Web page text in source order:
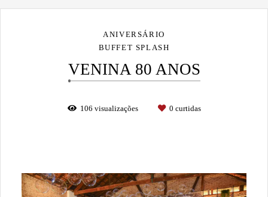
ANIVERSÁRIO
BUFFET SPLASH
VENINA 80 ANOS
106 visualizações 0 curtidas